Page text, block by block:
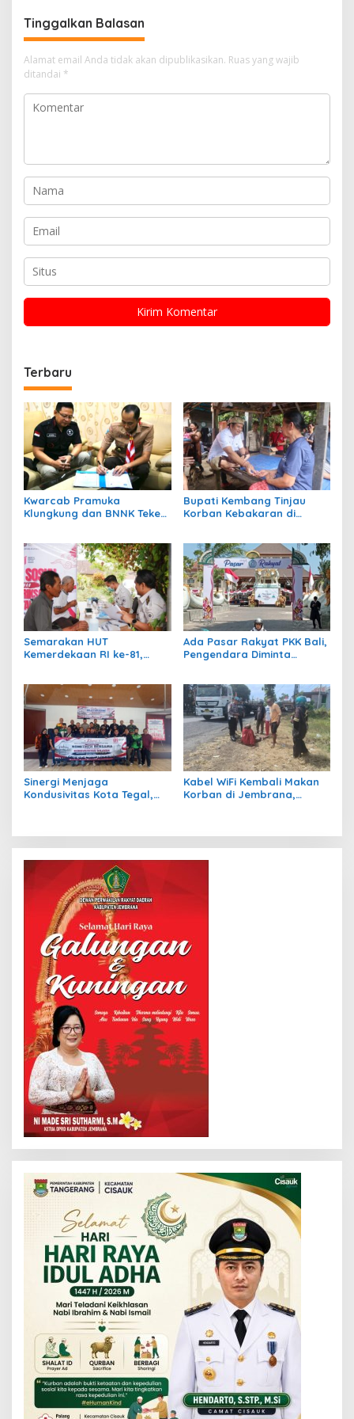
Tinggalkan Balasan
Alamat email Anda tidak akan dipublikasikan. Ruas yang wajib
ditandai *
Terbaru
Kwarcab Pramuka
Klungkung dan BNNK Teken
Bupati Kembang Tinjau
Korban Kebakaran di
Semarakan HUT
Kemerdekaan RI ke-81,
Ada Pasar Rakyat PKK Bali,
Pengendara Diminta
Sinergi Menjaga
Kondusivitas Kota Tegal,
Kabel WiFi Kembali Makan
Korban di Jembrana,